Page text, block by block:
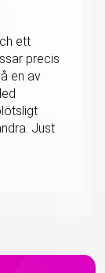
ett
precis
en av
Just